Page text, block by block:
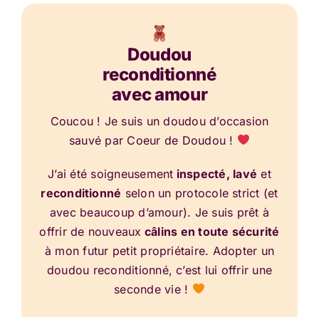
Doudou
reconditionné
avec amour
Coucou ! Je suis un doudou d’occasion
sauvé par Coeur de Doudou !
J’ai été soigneusement inspecté, lavé et
reconditionné selon un protocole strict (et
avec beaucoup d’amour). Je suis prêt à
offrir de nouveaux câlins en toute sécurité
à mon futur petit propriétaire. Adopter un
doudou reconditionné, c’est lui offrir une
seconde vie !